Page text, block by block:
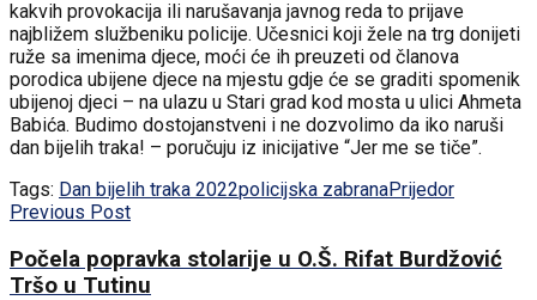
kakvih provokacija ili narušavanja javnog reda to prijave
najbližem službeniku policije. Učesnici koji žele na trg donijeti
ruže sa imenima djece, moći će ih preuzeti od članova
porodica ubijene djece na mjestu gdje će se graditi spomenik
ubijenoj djeci – na ulazu u Stari grad kod mosta u ulici Ahmeta
Babića. Budimo dostojanstveni i ne dozvolimo da iko naruši
dan bijelih traka! – poručuju iz inicijative “Jer me se tiče”.
Tags: Dan bijelih traka 2022policijska zabranaPrijedor
Previous Post
Počela popravka stolarije u O.Š. Rifat Burdžović
Tršo u Tutinu